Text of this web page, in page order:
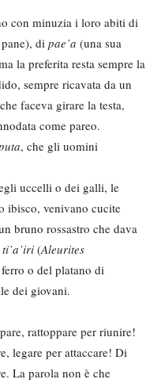
con minuzia i loro abiti di
dipae’a (una sua
la preferita resta sempre la
sempre ricavata da un
che faceva girare la testa,
come pareo.
, che gli uomini
uccelli o dei galli, le
ibisco, venivano cucite
bruno rossastro che dava
ti’a’iri (Aleurites
o del platano di
dei giovani.
rattoppare per riunire!
legare per attaccare! Di
La parola non è che